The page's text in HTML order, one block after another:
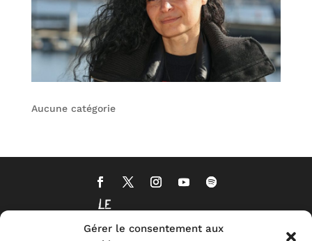
Gérer le consentement aux
Aucune catégorie